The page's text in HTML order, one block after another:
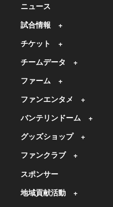
ニュース
試合情報
チケット
チームデータ
ファーム
ファンエンタメ
バンテリンドーム
グッズショップ
ファンクラブ
スポンサー
地域貢献活動